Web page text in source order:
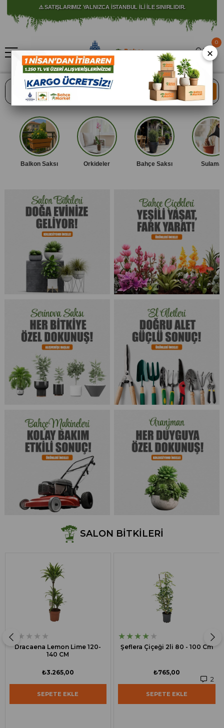
⚠️ SATIŞLARIMIZ YALNIZCA İSTANBUL İLİ İLE SINIRLIDIR.
ARA
0
Balkon Saksı Orkideler Bahçe Saksı Sulama
SALON BITKILERI
★★ ★ ★
Dracaena Lemon Lime 120-
140 CM
₺3.265,00
SEPETE EKLE
★★★★
Şeflera Çiçeği 2li 80 - 100 Cm
₺765,00
SEPETE EKLE
×